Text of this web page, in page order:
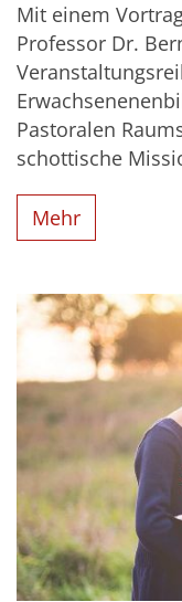
Mit einem
Professor Dr.
Pastoralen
schottische
Mehr